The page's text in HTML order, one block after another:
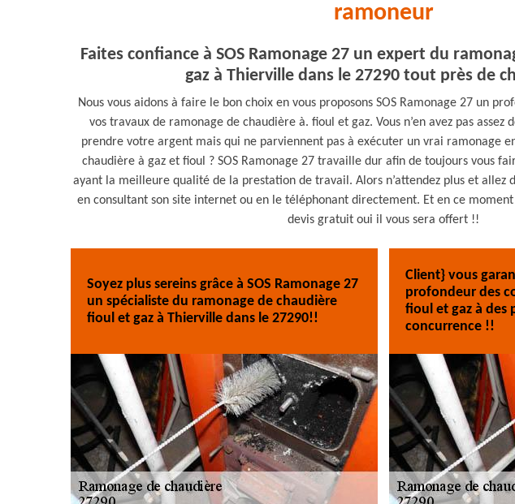
ramoneur
Faites confiance à SOS Ramonage 27 un expert du
gaz à Thierville dans le 27290 tout près de
Nous vous aidons à faire le bon choix en vous proposons SOS Ramonage 27 un
vos travaux de ramonage de chaudière à. fioul et gaz. Vous n’en avez pas assez
prendre votre argent mais qui ne parviennent pas à exécuter un vrai ramonage
chaudière à gaz et fioul ? SOS Ramonage 27 travaille dur afin de toujours vous
ayant la meilleure qualité de la prestation de travail. Alors n’attendez plus et allez
en consultant son site internet ou en le téléphonant directement. Et en ce
devis gratuit oui il vous sera offert !!
Soyez plus sereins grâce à SOS Ramonage 27
un spécialiste du ramonage de chaudière
fioul et gaz à Thierville dans le 27290!!
Client} vous
profondeur des
fioul et gaz à
concurrence !!